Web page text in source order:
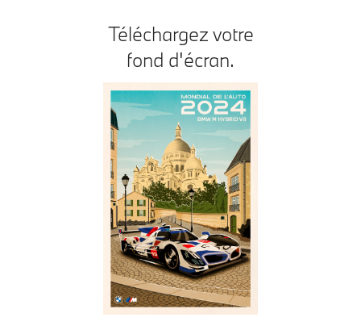
Téléchargez votre
fond d'écran.